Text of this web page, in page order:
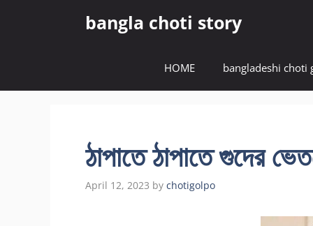
bangla choti story
HOME bangladeshi choti
ঠাপাতে ঠাপাতে গুদের
April 12, 2023 by chotigolpo